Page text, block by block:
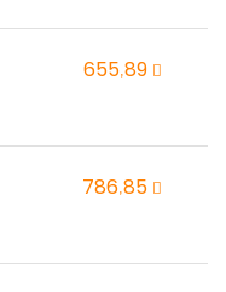
655,89
786,85